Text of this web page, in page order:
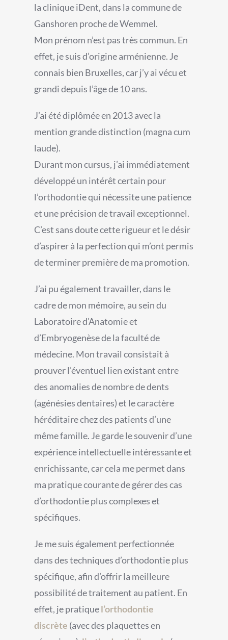
la clinique iDent, dans la commune de
Ganshoren proche de Wemmel.
Mon prénom n’est pas très commun. En
effet, je suis d’origine arménienne. Je
connais bien Bruxelles, car j’y ai vécu et
grandi depuis l’âge de 10 ans.
J’ai été diplômée en 2013 avec la
mention grande distinction (magna cum
laude).
Durant mon cursus, j’ai immédiatement
développé un intérêt certain pour
l’orthodontie qui nécessite une patience
et une précision de travail exceptionnel.
C’est sans doute cette rigueur et le désir
d’aspirer à la perfection qui m’ont permis
de terminer première de ma promotion.
J’ai pu également travailler, dans le
cadre de mon mémoire, au sein du
Laboratoire d’Anatomie et
d’Embryogenèse de la faculté de
médecine. Mon travail consistait à
prouver l’éventuel lien existant entre
des anomalies de nombre de dents
(agénésies dentaires) et le caractère
héréditaire chez des patients d’une
même famille. Je garde le souvenir d’une
expérience intellectuelle intéressante et
enrichissante, car cela me permet dans
ma pratique courante de gérer des cas
d’orthodontie plus complexes et
spécifiques.
Je me suis également perfectionnée
dans des techniques d’orthodontie plus
spécifique, afin d’offrir la meilleure
possibilité de traitement au patient. En
effet, je pratiquel’orthodontie
discrète (avec des plaquettes en